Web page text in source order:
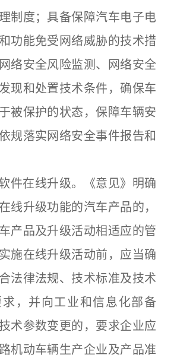
制度；具备保障汽车电子电
功能免受网络威胁的技术措
络安全风险监测、网络安全
现和处置技术条件，确保车
被保护的状态，保障车辆安
规落实网络安全事件报告和
在线升级。《意见》明确
线升级功能的汽车产品的，
产品及升级活动相适应的管
施在线升级活动前，应当确
法律法规、技术标准及技术
，并向工业和信息化部备
术参数变更的，要求企业应
机动车辆生产企业及产品准